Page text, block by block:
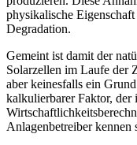
physikalische
Degradation.
Gemeint ist damit der
Solarzellen im Laufe der
aber keinesfalls ein
kalkulierbarer Faktor, der
Anlagenbetreiber kennen